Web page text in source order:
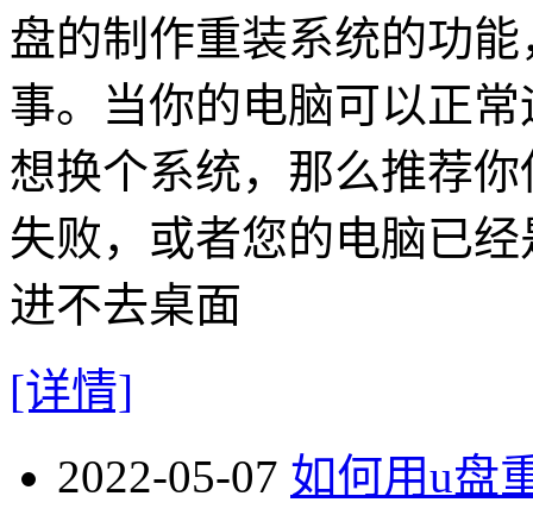
盘的制作重装系统的功
事。当你的电脑可以正
想换个系统，那么推荐
失败，或者您的电脑已
进不去桌面
[详情]
2022-05-07 如何用u盘